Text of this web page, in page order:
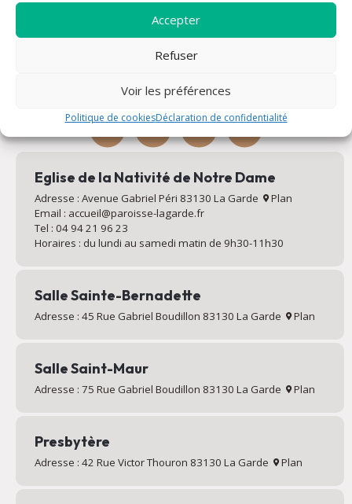
Accepter
Refuser
Voir les préférences
Politique de cookiesDéclaration de confidentialité
Rencontrons-nous !
Vous souhaitez renseignement ou prendre un rendez-vous ?
Vous vous posez des questions ou vous désirez déposer une
Eglise de la Nativité de Notre Dame
Adresse : Avenue Gabriel Péri 83130 La Garde
Plan
Email : accueil@paroisse-lagarde.fr
Tel : 04 94 21 96 23
Horaires : du lundi au samedi matin de 9h30-11h30
Salle Sainte-Bernadette
Adresse : 45 Rue Gabriel Boudillon 83130 La Garde Plan
Salle Saint-Maur
Adresse : 75 Rue Gabriel Boudillon 83130 La Garde Plan
Presbytère
Adresse : 42 Rue Victor Thouron 83130 La Garde Plan